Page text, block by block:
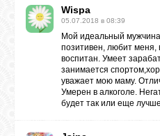
Wispa
05.07.2018 в 08:39
Мой идеальный
позитивен, любит меня,
воспитан. Умеет
занимается
уважает мою маму.
Умерен в алкоголе.
будет так или еще